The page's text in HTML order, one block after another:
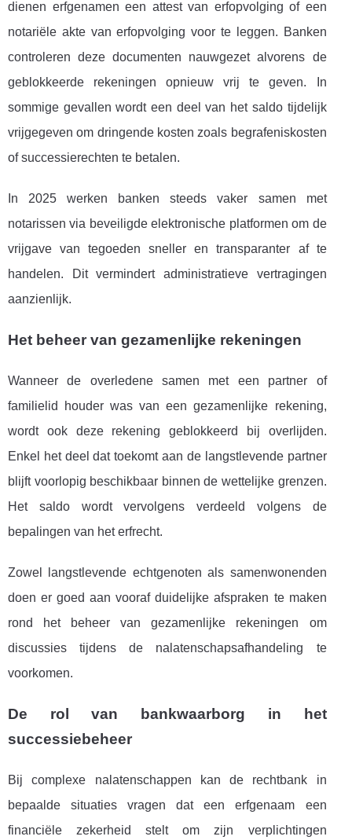
dienen erfgenamen een attest van erfopvolging of een
notariële akte van erfopvolging voor te leggen. Banken
controleren deze documenten nauwgezet alvorens de
geblokkeerde rekeningen opnieuw vrij te geven. In
sommige gevallen wordt een deel van het saldo tijdelijk
vrijgegeven om dringende kosten zoals begrafeniskosten
of successierechten te betalen.
In 2025 werken banken steeds vaker samen met
notarissen via beveiligde elektronische platformen om de
vrijgave van tegoeden sneller en transparanter af te
handelen. Dit vermindert administratieve vertragingen
aanzienlijk.
Het beheer van gezamenlijke rekeningen
Wanneer de overledene samen met een partner of
familielid houder was van een gezamenlijke rekening,
wordt ook deze rekening geblokkeerd bij overlijden.
Enkel het deel dat toekomt aan de langstlevende partner
blijft voorlopig beschikbaar binnen de wettelijke grenzen.
Het saldo wordt vervolgens verdeeld volgens de
bepalingen van het erfrecht.
Zowel langstlevende echtgenoten als samenwonenden
doen er goed aan vooraf duidelijke afspraken te maken
rond het beheer van gezamenlijke rekeningen om
discussies tijdens de nalatenschapsafhandeling te
voorkomen.
De rol van bankwaarborg in het
successiebeheer
Bij complexe nalatenschappen kan de rechtbank in
bepaalde situaties vragen dat een erfgenaam een
financiële zekerheid stelt om zijn verplichtingen